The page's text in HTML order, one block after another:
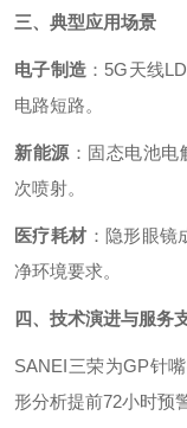
三、典型应用场景
电子制造 ：5G天线
电路短路。
新能源 ：固态电池
次喷射。
医疗耗材 ：隐形眼
净环境要求。
四、技术演进与服务
SANEI三荣为GP针
形分析提前72小时预